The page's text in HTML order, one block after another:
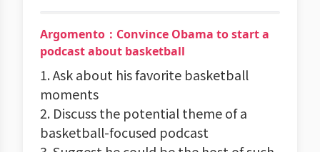
Argomento：Convince Obama to start a
podcast about basketball
1. Ask about his favorite basketball
moments
2. Discuss the potential theme of a
basketball-focused podcast